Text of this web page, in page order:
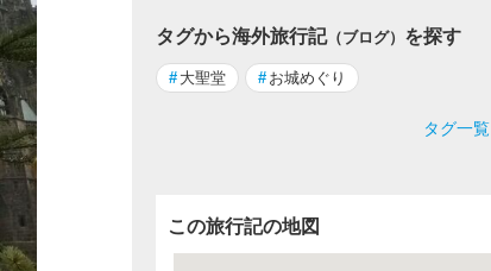
タグから海外旅行記（ブログ） を探す
# 大聖堂 # お城めぐり
タグ一覧
この旅行記の地図